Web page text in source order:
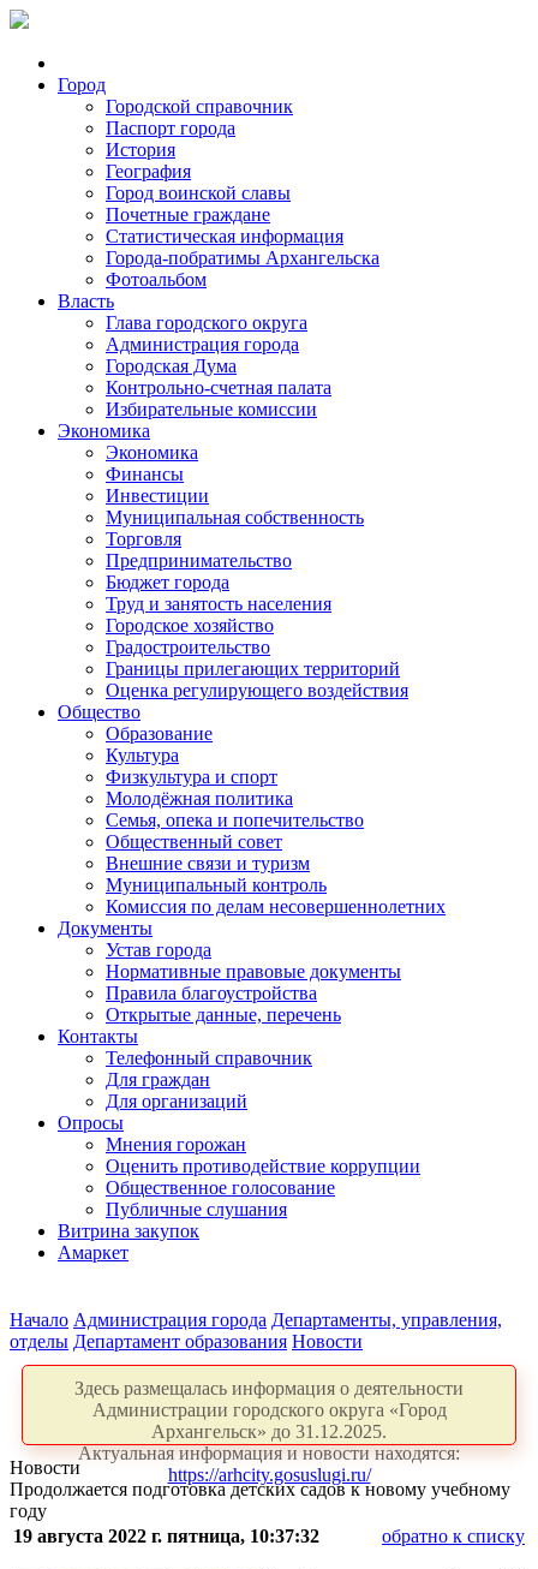
Город
Городской справочник
Паспорт города
История
География
Город воинской славы
Почетные граждане
Статистическая информация
Города-побратимы Архангельска
Фотоальбом
Власть
Глава городского округа
Администрация города
Городская Дума
Контрольно-счетная палата
Избирательные комиссии
Экономика
Экономика
Финансы
Инвестиции
Муниципальная собственность
Торговля
Предпринимательство
Бюджет города
Труд и занятость населения
Городское хозяйство
Градостроительство
Границы прилегающих территорий
Оценка регулирующего воздействия
Общество
Образование
Культура
Физкультура и спорт
Молодёжная политика
Семья, опека и попечительство
Общественный совет
Внешние связи и туризм
Муниципальный контроль
Комиссия по делам несовершеннолетних
Документы
Устав города
Нормативные правовые документы
Правила благоустройства
Открытые данные, перечень
Контакты
Телефонный справочник
Для граждан
Для организаций
Опросы
Мнения горожан
Оценить противодействие коррупции
Общественное голосование
Публичные слушания
Витрина закупок
Амаркет
Начало Администрация города Департаменты, управления,
отделы Департамент образования Новости
Здесь размещалась информация о деятельности
Администрации городского округа «Город
Архангельск» до 31.12.2025.
Актуальная информация и новости находятся:
https://arhcity.gosuslugi.ru/
Новости
Продолжается подготовка детских садов к новому учебному
году
19 августа 2022 г. пятница, 10:37:32
обратно к списку